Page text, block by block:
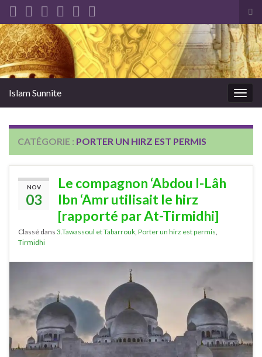
Search for:
Islam Sunnite
CATÉGORIE : PORTER UN HIRZ EST PERMIS
NOV
03
Le compagnon ‘Abdou l-Lâh
Ibn ‘Amr utilisait le hirz
[rapporté par At-Tirmidhi]
Classé dans 3.Tawassoul et Tabarrouk Porter un hirz est permis
Tirmidhi